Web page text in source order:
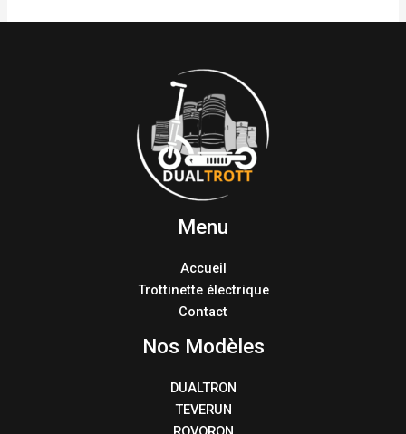
Menu
Accueil
Trottinette électrique
Contact
Nos Modèles
DUALTRON
TEVERUN